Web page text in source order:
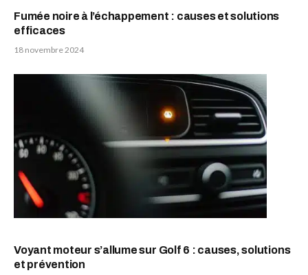
Fumée noire à l’échappement : causes et solutions
efficaces
18 novembre 2024
Voyant moteur s’allume sur Golf 6 : causes, solutions
et prévention